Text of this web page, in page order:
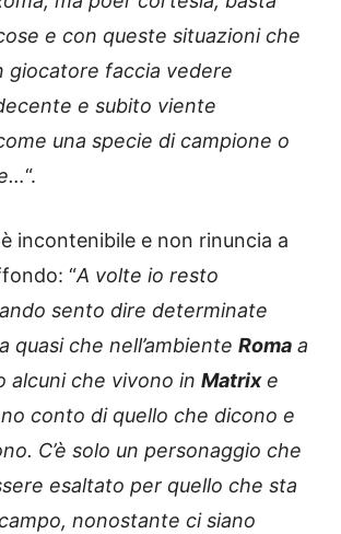
e con queste situazioni che
giocatore faccia vedere
e subito viente
una specie di campione o
“.
è incontenibile e non rinuncia a
“A volte io resto
sento dire determinate
quasi che nell’ambiente Roma a
alcuni che vivono in Matrixe
conto di quello che dicono e
C’è solo un personaggio che
esaltato per quello che sta
nonostante ci siano